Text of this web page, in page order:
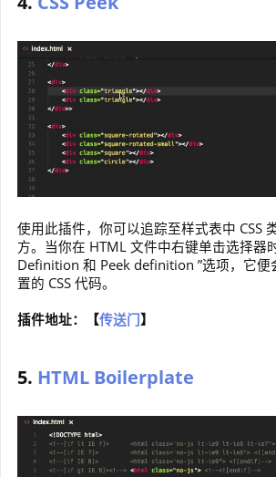
使用此插件，你可以追踪至样式表中 CSS
方。当你在 HTML 文件中右键单击选择器
Definition 和 Peek definition ”选项，它便
置的 CSS 代码。
插件地址：【传送门】
5. HTML Boilerplate